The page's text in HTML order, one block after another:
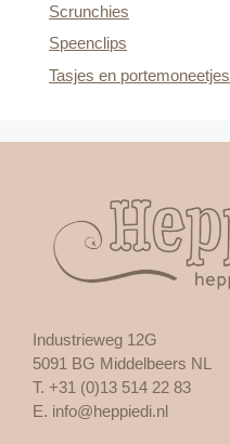
Scrunchies
Speenclips
Tasjes en portemoneetjes
Industrieweg 12G
5091 BG Middelbeers NL
T. +31 (0)13 514 22 83
E. info@heppiedi.nl